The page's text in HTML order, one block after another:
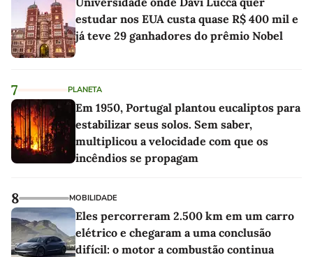
estudar nos EUA custa quase R$ 400 mil e
já teve 29 ganhadores do prêmio Nobel
7 PLANETA
Em 1950, Portugal plantou eucaliptos para
estabilizar seus solos. Sem saber,
multiplicou a velocidade com que os
incêndios se propagam
8 MOBILIDADE
Eles percorreram 2.500 km em um carro
elétrico e chegaram a uma conclusão
difícil: o motor a combustão continua